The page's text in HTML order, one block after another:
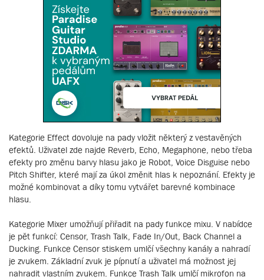
Kategorie Effect dovoluje na pady vložit některý z vestavěných
efektů. Uživatel zde najde Reverb, Echo, Megaphone, nebo třeba
efekty pro změnu barvy hlasu jako je Robot, Voice Disguise nebo
Pitch Shifter, které mají za úkol změnit hlas k nepoznání. Efekty je
možné kombinovat a díky tomu vytvářet barevné kombinace
hlasu.
Kategorie Mixer umožňují přiřadit na pady funkce mixu. V nabídce
je pět funkcí: Censor, Trash Talk, Fade In/Out, Back Channel a
Ducking. Funkce Censor stiskem umlčí všechny kanály a nahradí
je zvukem. Základní zvuk je pípnutí a uživatel má možnost jej
nahradit vlastním zvukem. Funkce Trash Talk umlčí mikrofon na